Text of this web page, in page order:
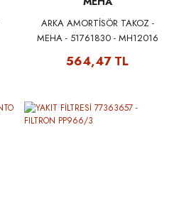
ARKA AMORTİSÖR TAKOZ -
MEHA - 51761830 - MH12016
564,47 TL